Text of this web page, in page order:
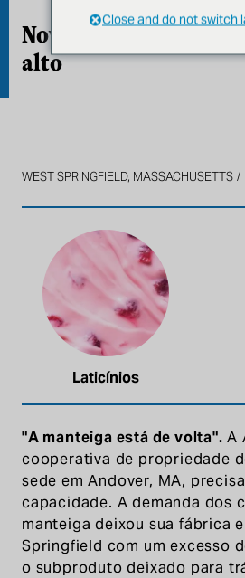
Novo secador por
alto
WEST SPRINGFIELD, MASSACHUSETTS
Laticínios
"A manteiga está de volta". A
cooperativa de propriedade
sede em Andover, MA,
capacidade. A demanda dos
manteiga deixou sua fábrica
Springfield com um excesso
o subproduto deixado para
Close and do not switch